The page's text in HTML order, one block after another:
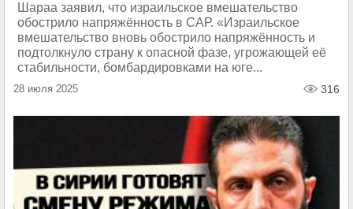
Шараа заявил, что израильское вмешательство
обострило напряжённость в САР. «Израильское
вмешательство вновь обострило напряжённость и
подтолкнуло страну к опасной фазе, угрожающей её
стабильности, бомбардировками на юге...
28 июля 2025 316